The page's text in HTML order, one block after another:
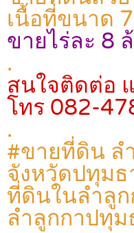
เนื้อที่ขนาด
ขายไร่ละ 8
.
สนใจติดต่อ
โทร 082-
.
#ขายที่ดิน ล
จังหวัดปทุม
ที่ดินในลำลู
ลำลูกกาปทุม